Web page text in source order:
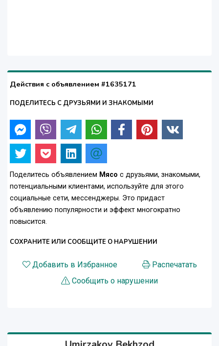
Действия с объявлением #1635171
ПОДЕЛИТЕСЬ С ДРУЗЬЯМИ И ЗНАКОМЫМИ
Поделитесь объявлением Мясо с друзьями, знакомыми,
потенциальными клиентами, используйте для этого
социальные сети, мессенджеры. Это придаст
объявлению популярности и эффект многократно
повысится.
СОХРАНИТЕ ИЛИ СООБЩИТЕ О НАРУШЕНИИ
Добавить в Избранное
Распечатать
Сообщить о нарушении